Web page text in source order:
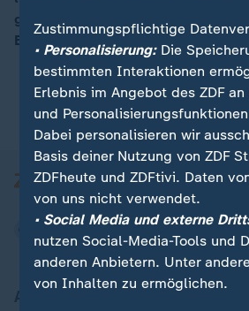
gemeinsam mit anderen
Bundespräsidenten geehrt.
Zustimmungspflichtige
• Personalisierung:Die
bestimmten Interaktionen
Erlebnis im Angebot des ZDF
und
Dabei personalisieren wir
Basis deiner Nutzung von ZDF
ZDFheute und ZDFtivi. Daten
von uns nicht verwendet.
• Social Media und externe
nutzen Social-Media-Tools und
anderen Anbietern. Unter
von Inhalten zu ermöglichen.